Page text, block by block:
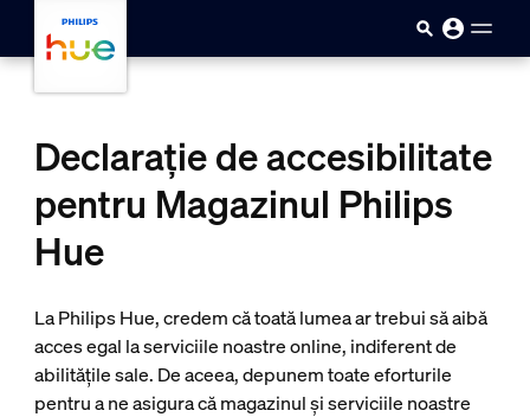
Declarație de accesibilitate
pentru Magazinul Philips
Hue
La Philips Hue, credem că toată lumea ar trebui să aibă
acces egal la serviciile noastre online, indiferent de
abilitățile sale. De aceea, depunem toate eforturile
pentru a ne asigura că magazinul și serviciile noastre